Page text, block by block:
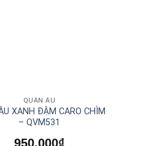
QUẦN ÂU
XANH ĐẬM CARO CHÌM
– QVM531
950,000₫